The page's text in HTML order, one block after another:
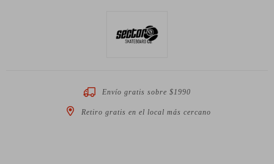
Envío gratis sobre $1990
Retiro gratis en el local más cercano